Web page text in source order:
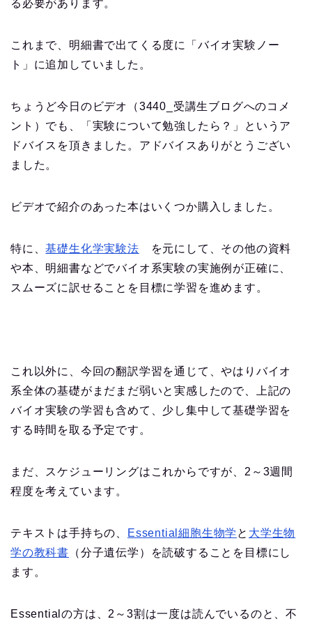
る必要があります。
これまで、明細書で出てくる度に「バイオ実験ノー
ト」に追加していました。
ちょうど今日のビデオ（3440_受講生ブログへのコメ
ント）でも、「実験について勉強したら？」というア
ドバイスを頂きました。アドバイスありがとうござい
ました。
ビデオで紹介のあった本はいくつか購入しました。
特に、基礎生化学実験法 を元にして、その他の資料
や本、明細書などでバイオ系実験の実施例が正確に、
スムーズに訳せることを目標に学習を進めます。
これ以外に、今回の翻訳学習を通じて、やはりバイオ
系全体の基礎がまだまだ弱いと実感したので、上記の
バイオ実験の学習も含めて、少し集中して基礎学習を
する時間を取る予定です。
まだ、スケジューリングはこれからですが、2～3週間
程度を考えています。
テキストは手持ちの、 Essential細胞生物学 と 大学生物
学の教科書 （分子遺伝学）を読破することを目標にし
ます。
Essentialの方は、2～3割は一度は読んでいるのと、不